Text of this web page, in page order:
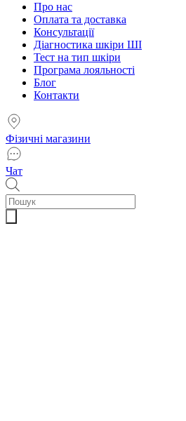
Про нас
Оплата та доставка
Консультації
Діагностика шкіри ШІ
Тест на тип шкіри
Програма лояльності
Блог
Контакти
Фізичні магазини
Чат
Пошук
товарів